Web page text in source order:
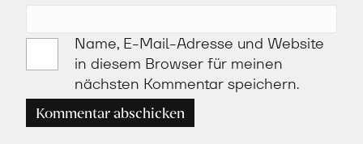
Name, E-Mail-Adresse und Website
in diesem Browser für meinen
nächsten Kommentar speichern.
Kommentar abschicken